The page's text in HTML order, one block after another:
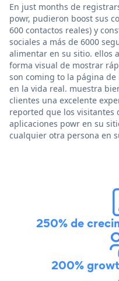
En just months de
powr, pudieron boost sus
600 contactos reales) y
sociales a más de 6000
alimentar en su sitio. ellos
forma visual de mostrar
son coming to la página
en la vida real. muestra
clientes una excelente
reported que los visitantes
aplicaciones powr en su
cualquier otra persona en
250% de
200%